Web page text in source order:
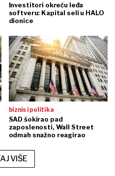
Investitori okreću leđa
softveru: Kapital seli u HALO
dionice
biznis i politika
SAD šokirao pad
zaposlenosti, Wall Street
odmah snažno reagirao
VIŠE